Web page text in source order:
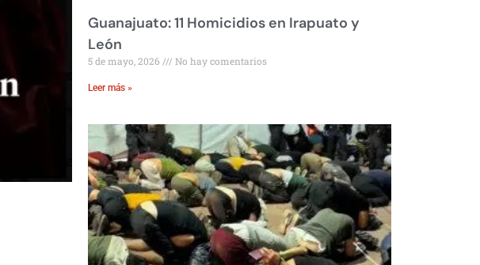
Guanajuato: 11 Homicidios en Irapuato y
León
5 de mayo, 2026 No hay comentarios
Leer más »